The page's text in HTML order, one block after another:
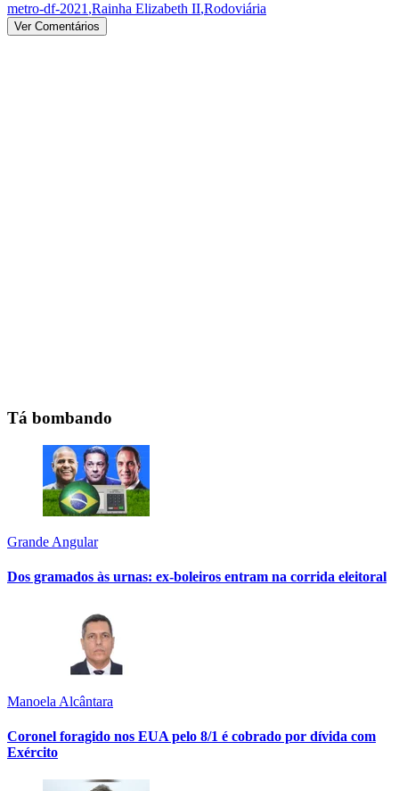
metro-df-2021 ,Rainha Elizabeth II,Rodoviária
Ver Comentários
Tá bombando
Grande Angular
Dos gramados às urnas: ex-boleiros entram na corrida eleitoral
Manoela Alcântara
Coronel foragido nos EUA pelo 8/1 é cobrado por dívida com
Exército